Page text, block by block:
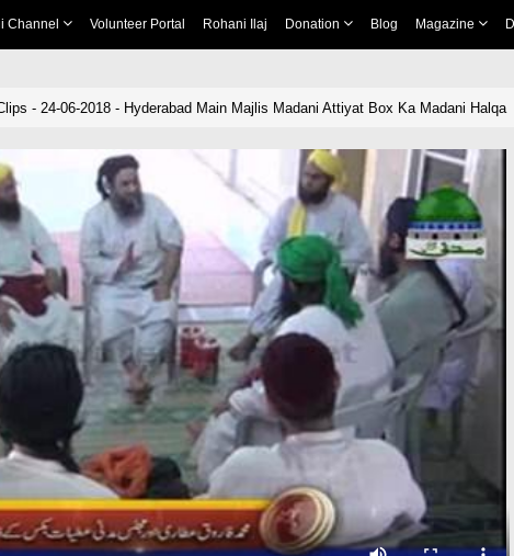
Channel Volunteer Portal Rohani Ilaj Donation Blog Magazine
- 24-06-2018 - Hyderabad Main Majlis Madani Attiyat Box Ka Madani Halqa